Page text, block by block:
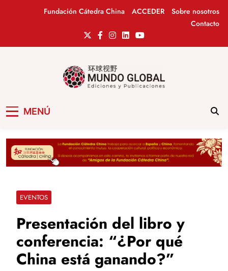
Fundación Cátedra China ACCEDER
Sobre nosotros
Contacto
MENÚ
EVENTOS
Presentación del libro y
conferencia: “¿Por qué
China está ganando?”